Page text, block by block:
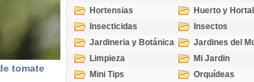
tomate
Hortensias
Huerto y
Insecticidas
Insectos
Jardineria y Botánica
Jardines del
Limpieza
Mi Jardin
Mini Tips
Orquídeas